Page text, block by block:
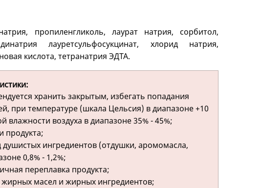
пропиленгликоль, лаурат натрия, сорбитол,
лауретсульфосукцинат, хлорид натрия,
кислота, тетранатрия ЭДТА.
хранить закрытым, избегать попадания
при температуре (шкала Цельсия) в диапазоне +10
влажности воздуха в диапазоне 35% - 45%;
продукта;
ингредиентов (отдушки, аромомасла,
0,8% - 1,2%;
переплавка продукта;
жирных масел и жирных ингредиентов;